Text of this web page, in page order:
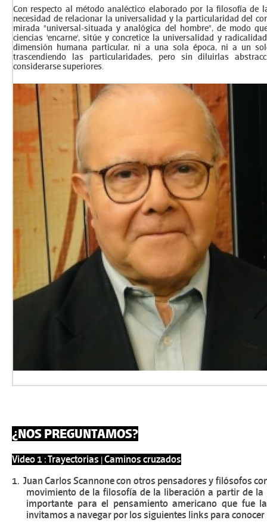
Con respecto al método analéctico elaborado por la filosofía de
necesidad de relacionar la universalidad y la particularidad del
mirada "universal-situada y analógica del hombre", de modo
ciencias 'encarne', sitúe y concretice la universalidad y
dimensión humana particular, ni a una sola época, ni a un
trascendiendo las particularidades, pero sin diluirlas
considerarse superiores.
¿NOS PREGUNTAMOS?
Video 1 : Trayectorias | Caminos cruzados
1. Juan Carlos Scannone con otros pensadores y filósofos
movimiento de la filosofía de la liberación a partir de
importante para el pensamiento americano que fue
invitamos a navegar por los siguientes links para conocer